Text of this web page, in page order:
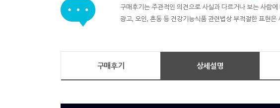
구매후기는 주관적인 의견으로 사실과 다르거나 보는 사람
광고, 오인, 혼동 등 건강기능식품 관련법상 부적절한 표현
구매후기 상세설명